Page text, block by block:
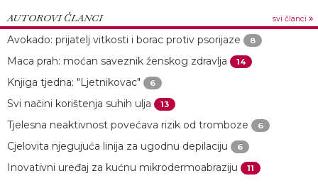
AUTOROVI ČLANCI svi članci
Avokado: prijatelj vitkosti i borac protiv psorijaze 8
Maca prah: moćan saveznik ženskog zdravlja 14
Knjiga tjedna: "Ljetnikovac" 6
Svi načini korištenja suhih ulja 13
Tjelesna neaktivnost povećava rizik od tromboze 6
Cjelovita njegujuća linija za ugodnu depilaciju 6
Inovativni uređaj za kućnu mikrodermoabraziju 11